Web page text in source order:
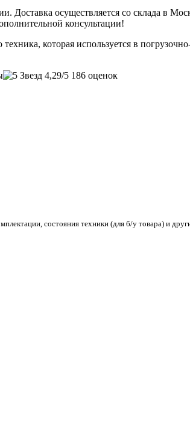
осуществляется со склада в
консультации!
которая используется в
4,29/5 186 оценок
состояния техники (для б/у товара) и